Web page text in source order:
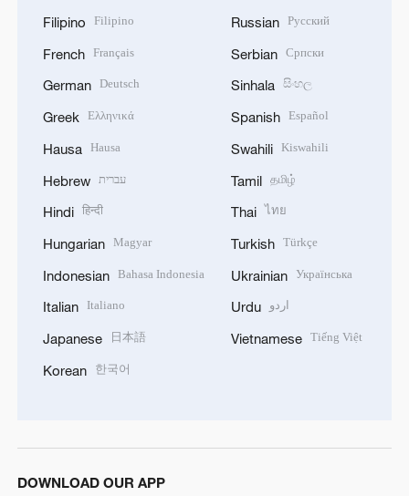
Filipino Filipino
French Français
German Deutsch
Greek Ελληνικά
Hausa Hausa
Hebrew עברית
Hindi हिन्दी
Hungarian Magyar
Indonesian Bahasa Indonesia
Italian Italiano
Japanese 日本語
Korean 한국어
Russian Русский
Serbian Српски
Sinhala සිංහල
Spanish Español
Swahili Kiswahili
Tamil தமிழ்
Thai ไทย
Turkish Türkçe
Ukrainian Українська
Urdu اردو
Vietnamese Tiếng Việt
DOWNLOAD OUR APP